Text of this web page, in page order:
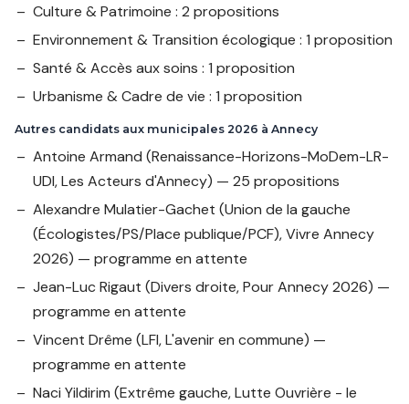
Culture & Patrimoine : 2 propositions
Environnement & Transition écologique : 1 proposition
Santé & Accès aux soins : 1 proposition
Urbanisme & Cadre de vie : 1 proposition
Autres candidats aux municipales 2026 à Annecy
Antoine Armand (Renaissance-Horizons-MoDem-LR-
UDI, Les Acteurs d'Annecy) — 25 propositions
Alexandre Mulatier-Gachet (Union de la gauche
(Écologistes/PS/Place publique/PCF), Vivre Annecy
2026) — programme en attente
Jean-Luc Rigaut (Divers droite, Pour Annecy 2026) —
programme en attente
Vincent Drême (LFI, L'avenir en commune) —
programme en attente
Naci Yildirim (Extrême gauche, Lutte Ouvrière - le